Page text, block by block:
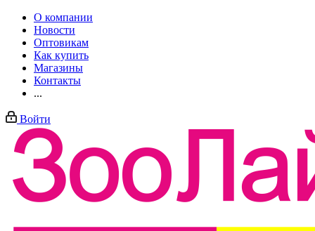
О компании
Новости
Оптовикам
Как купить
Магазины
Контакты
...
Войти